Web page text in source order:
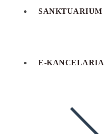
SANKTUARIUM
E-KANCELARIA